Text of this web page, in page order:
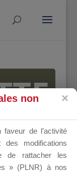
non
de l’activité
des modifications
de rattacher les
» (PLNR) à nos